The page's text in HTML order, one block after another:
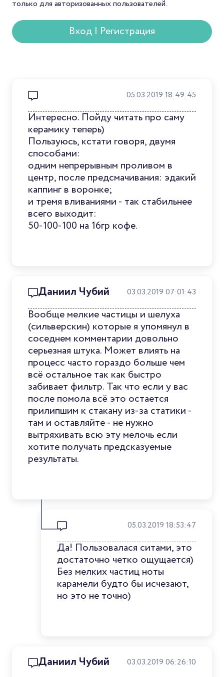
только для авторизованных пользователей.
Вход | Регистрация
05.03.2019 18:49:45
Интересно. Пойду читать про саму
керамику теперь)
Пользуюсь, кстати говоря, двумя
способами:
одним непрерывным проливом в
центр, после предсмачивания: эдакий
каппинг в воронке;
и тремя вливаниями - так стабильнее
всего выходит:
50-100-100 на 16гр кофе.
Даниил Чубий 03.03.2019 07:01:43
Вообще мелкие частицы и шелуха
(сильверскин) которые я упомянул в
соседнем комментарии довольно
серьезная штука. Может влиять на
процесс часто гораздо больше чем
всё остальное так как быстро
забивает фильтр. Так что если у вас
после помола всё это остается
прилипшим к стакану из-за статики -
там и оставляйте - не нужно
вытряхивать всю эту мелочь если
хотите получать предсказуемые
результаты.
05.03.2019 18:53:47
Да! Пользовалася ситами, это
достаточно четко ощущается)
Без мелких частиц ноты
карамели будто бы исчезают,
но это не точно)
Даниил Чубий 03.03.2019 06:26:10